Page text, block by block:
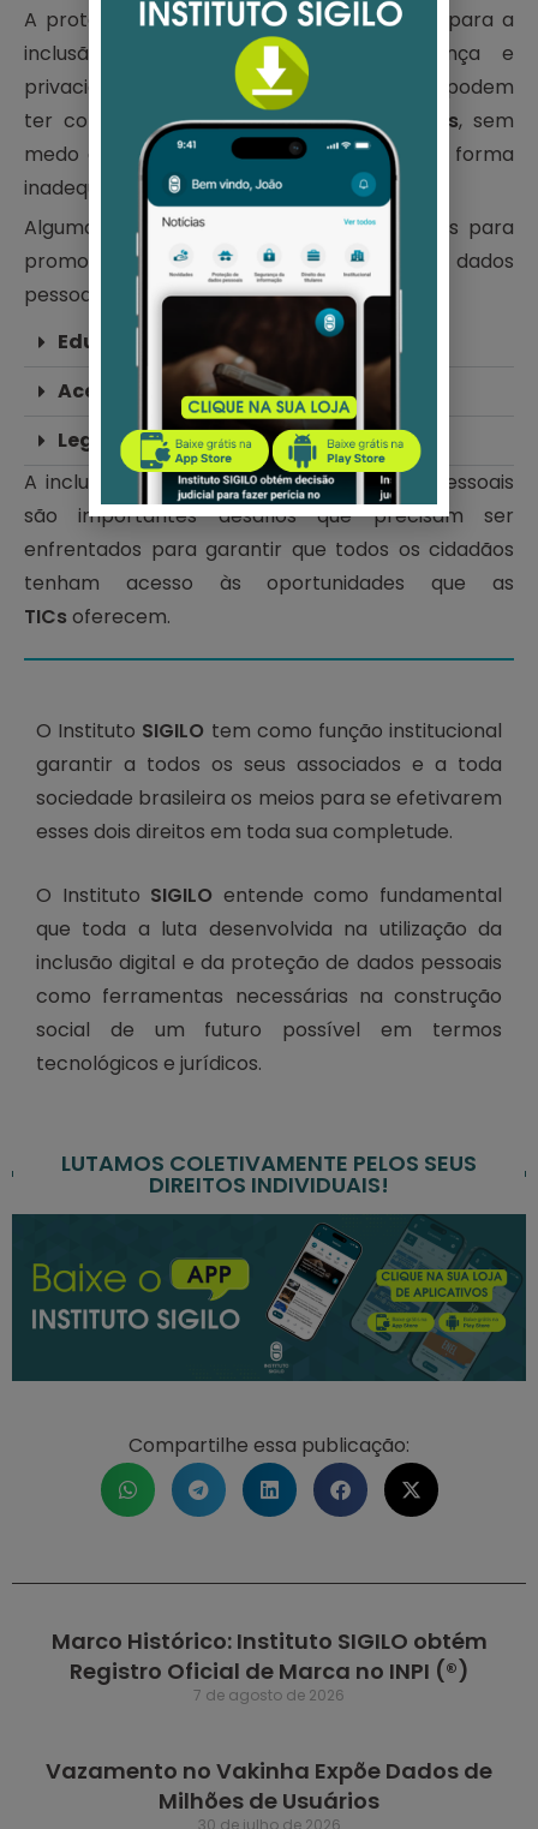
A proteção de dados pessoais é essencial para a
inclusão digital. Ao garantir a segurança e
privacidade dos dados pessoais, as pessoas podem
ter confiança para acessar e usar as
TICs, sem
medo de que seus dados sejam usados de forma
inadequada.
Algumas medidas que podem ser adotadas para
promover a inclusão digital e a proteção de dados
pessoais incluem:
Educação digital
Acesso a dispositivos e internet
Legislação e regulamentação
A inclusão digital e a proteção de dados pessoais
são importantes desafios que precisam ser
enfrentados para garantir que todos os cidadãos
tenham acesso às oportunidades que as
TICs oferecem.
O Instituto SIGILO tem como função institucional
garantir a todos os seus associados e a toda
sociedade brasileira os meios para se efetivarem
esses dois direitos em toda sua completude.
O Instituto SIGILO entende como fundamental
que toda a luta desenvolvida na utilização da
inclusão digital e da proteção de dados pessoais
como ferramentas necessárias na construção
social de um futuro possível em termos
tecnológicos e jurídicos.
LUTAMOS COLETIVAMENTE PELOS SEUS
DIREITOS INDIVIDUAIS!
Compartilhe essa publicação:
Marco Histórico: Instituto SIGILO obtém
Registro Oficial de Marca no INPI (®)
7 de agosto de 2026
Vazamento no Vakinha Expõe Dados de
Milhões de Usuários
30 de julho de 2026